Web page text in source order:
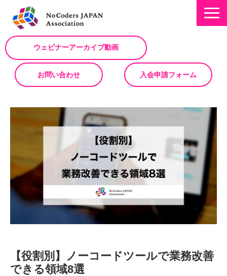
ウェビナーアーカイブ動画
お問い合わせ 入会申請フォーム
ミッション
お知らせ/NEWS
NoCodeサミット
イベント一覧
入会について
No Code サービスを動画で紹介
ノーコードコラム
【役割別】ノーコードツールで業務改善
できる領域8選